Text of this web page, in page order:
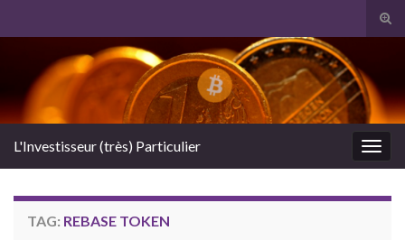
Search for:
L'Investisseur (très) Particulier
TAG: REBASE TOKEN